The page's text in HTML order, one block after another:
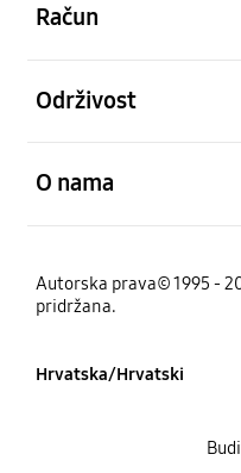
Račun
Održivost
O nama
Autorska prava© 1995 -
pridržana.
Hrvatska/Hrvatski